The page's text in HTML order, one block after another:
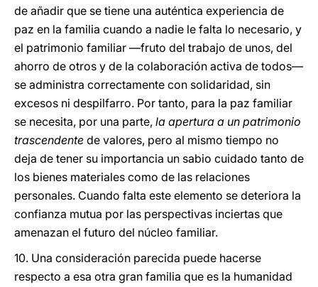
de añadir que se tiene una auténtica experiencia de
paz en la familia cuando a nadie le falta lo necesario, y
el patrimonio familiar —fruto del trabajo de unos, del
ahorro de otros y de la colaboración activa de todos—
se administra correctamente con solidaridad, sin
excesos ni despilfarro. Por tanto, para la paz familiar
se necesita, por una parte, la apertura a un patrimonio
trascendente de valores, pero al mismo tiempo no
deja de tener su importancia un sabio cuidado tanto de
los bienes materiales como de las relaciones
personales. Cuando falta este elemento se deteriora la
confianza mutua por las perspectivas inciertas que
amenazan el futuro del núcleo familiar.
10. Una consideración parecida puede hacerse
respecto a esa otra gran familia que es la humanidad